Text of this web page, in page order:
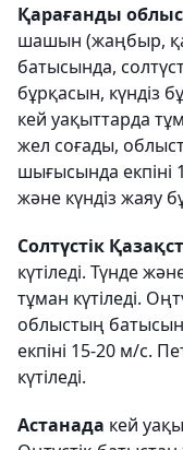
Қарағанды
шашын (жаңбыр,
батысында,
бұрқасын, күндіз
кей уақыттарда
жел соғады,
шығысында екпіні
және күндіз жаяу
Солтүстік
күтіледі. Түнде
тұман күтіледі.
облыстың
екпіні 15-20 м/с.
күтіледі.
Астанада кей